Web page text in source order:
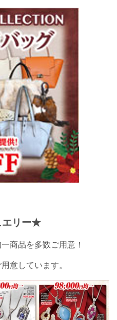
エリー★
商品を多数ご用意！
意しています。